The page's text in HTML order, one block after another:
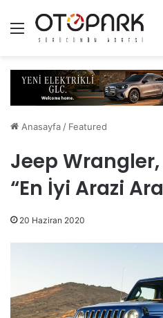
Menü
Anasayfa / Featured
Jeep
“En İyi Arazi
20 Haziran 2020